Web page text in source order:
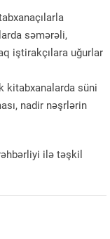
səmərəli,
iştirakçılara uğurlar
kitabxanalarda süni
nadir nəşrlərin
ilə təşkil